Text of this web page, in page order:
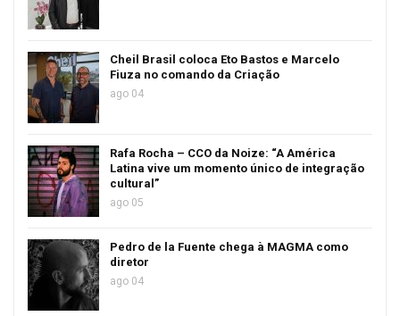
Cheil Brasil coloca Eto Bastos e Marcelo
Fiuza no comando da Criação
ago 04
Rafa Rocha – CCO da Noize: “A América
Latina vive um momento único de integração
cultural”
ago 05
Pedro de la Fuente chega à MAGMA como
diretor
ago 04